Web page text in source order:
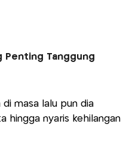
Penting Tanggung
masa lalu pun dia
hingga nyaris kehilangan